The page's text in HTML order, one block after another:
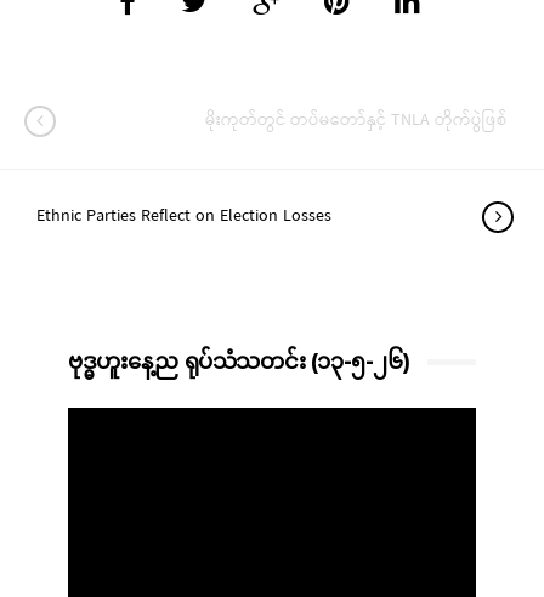
မိုးကုတ်တွင် တပ်မတော်နှင့် TNLA တိုက်ပွဲဖြစ်
Ethnic Parties Reflect on Election Losses
ဗုဒ္ဓဟူးနေ့ည ရုပ်သံသတင်း (၁၃-၅-၂၆)